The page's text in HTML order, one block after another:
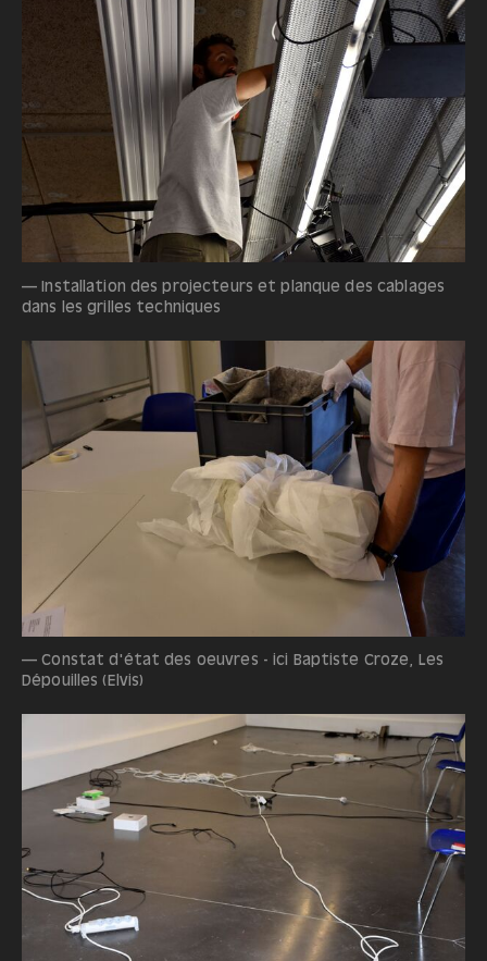
— Installation des projecteurs et planque des cablages
dans les grilles techniques
— Constat d'état des oeuvres - ici Baptiste Croze, Les
Dépouilles (Elvis)